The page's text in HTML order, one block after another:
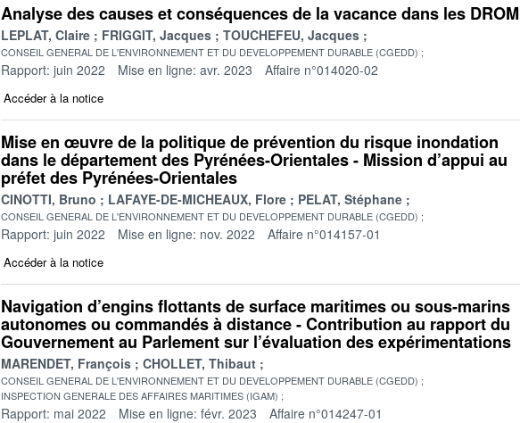
Analyse des causes et conséquences de la vacance dans les DROM
LEPLAT, Claire FRIGGIT, Jacques TOUCHEFEU, Jacques
CONSEIL GENERAL DE L'ENVIRONNEMENT ET DU DEVELOPPEMENT DURABLE (CGEDD)
Rapport: juin 2022 Mise en ligne: avr. 2023 Affaire n°014020-02
Accéder à la notice
Mise en œuvre de la politique de prévention du risque inondation
dans le département des Pyrénées-Orientales - Mission d’appui au
préfet des Pyrénées-Orientales
CINOTTI, Bruno LAFAYE-DE-MICHEAUX, Flore PELAT, Stéphane
CONSEIL GENERAL DE L'ENVIRONNEMENT ET DU DEVELOPPEMENT DURABLE (CGEDD)
Rapport: juin 2022 Mise en ligne: nov. 2022 Affaire n°014157-01
Accéder à la notice
Navigation d’engins flottants de surface maritimes ou sous-marins
autonomes ou commandés à distance - Contribution au rapport du
Gouvernement au Parlement sur l’évaluation des expérimentations
MARENDET, François CHOLLET, Thibaut
CONSEIL GENERAL DE L'ENVIRONNEMENT ET DU DEVELOPPEMENT DURABLE (CGEDD)
INSPECTION GENERALE DES AFFAIRES MARITIMES (IGAM)
Rapport: mai 2022 Mise en ligne: févr. 2023 Affaire n°014247-01